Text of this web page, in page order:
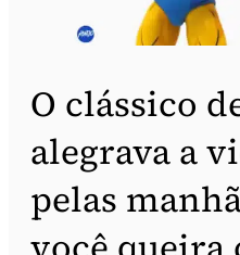
O clássico
alegrava a
pelas